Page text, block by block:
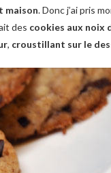
maison. Donc j’ai pris
des cookies aux noix
, croustillant sur le